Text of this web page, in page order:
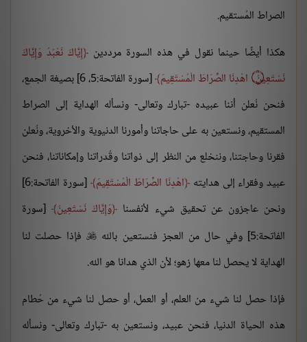
الصراط المُستقيم.
هكذا أيضًا حينما نقول في هذه السورة مرددين
إِيَّاكَ نَعْبُدُ وَإِيَّاكَ
نَسْتَعِينُ ۝ اهْدِنَا الصِّرَاطَ الْمُسْتَقِيمَ
[سورة الفاتحة:5، 6] بصيغة الجمع،
فنحن نُعلن أننا عبيده -تبارك وتعالى- ونسأله الهداية إلى الصراط
المستقيم، ونستعين به على حاجاتنا وأمورنا الدنيوية والأخروية، ونُعلن
فقرنا وحاجتنا، وننخلع من النظر إلى ذواتنا وقُدراتنا وإمكاناتنا، فنحن
عبيد وفقراء إلى هدايته اهْدِنَا الصِّرَاطَ الْمُسْتَقِيمَ
[سورة الفاتحة:6]
ونحن عاجزون عن تحقيق شيء لأنفسنا
وَإِيَّاكَ نَسْتَعِينُ [سورة
الفاتحة:5] وفي حال من العجز فنستعين بالله
فإذا حصلت لنا
الهداية لا يحصل لنا معها زهو؛ لأن الذي هدانا هو الله.
فإذا حصل لنا شيء من العلم، أو العمل، أو حصل لنا شيء من حُطام
هذه الحياة الدنيا، فنحن عبيد، ونستعين به -تبارك وتعالى- ونسأله